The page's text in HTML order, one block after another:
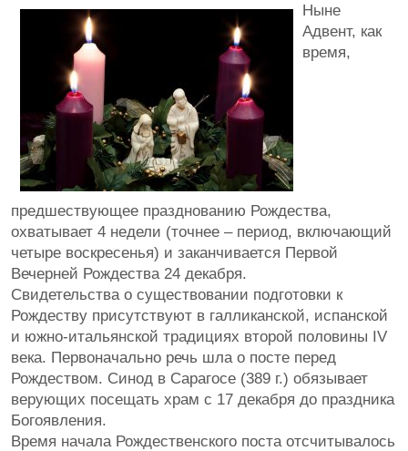
Ныне
Адвент, как
время,
предшествующее празднованию Рождества,
охватывает 4 недели (точнее – период, включающий
четыре воскресенья) и заканчивается Первой
Вечерней Рождества 24 декабря.
Свидетельства о существовании подготовки к
Рождеству присутствуют в галликанской, испанской
и южно-итальянской традициях второй половины IV
века. Первоначально речь шла о посте перед
Рождеством. Синод в Сарагосе (389 г.) обязывает
верующих посещать храм с 17 декабря до праздника
Богоявления.
Время начала Рождественского поста отсчитывалось